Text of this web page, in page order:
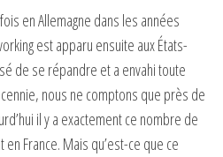
en Allemagne dans les années
est apparu ensuite aux États-
de se répandre et a envahi toute
nous ne comptons que près de
il y a exactement ce nombre de
France. Mais qu’est-ce que ce